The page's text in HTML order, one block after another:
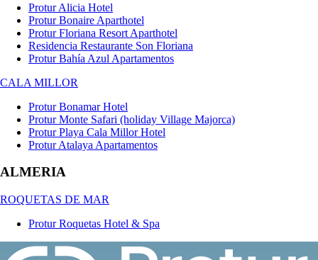
Protur Alicia Hotel
Protur Bonaire Aparthotel
Protur Floriana Resort Aparthotel
Residencia Restaurante Son Floriana
Protur Bahía Azul Apartamentos
CALA MILLOR
Protur Bonamar Hotel
Protur Monte Safari (holiday Village Majorca)
Protur Playa Cala Millor Hotel
Protur Atalaya Apartamentos
ALMERIA
ROQUETAS DE MAR
Protur Roquetas Hotel & Spa